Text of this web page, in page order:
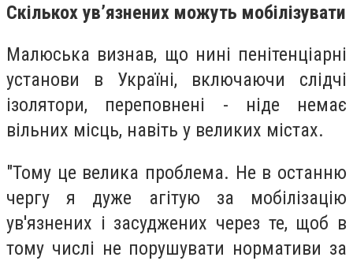
Скількох увʼязнених можуть мобілізувати
Малюська визнав, що нині пенітенціарні
установи в Україні, включаючи слідчі
ізолятори, переповнені - ніде немає
вільних місць, навіть у великих містах.
"Тому це велика проблема. Не в останню
чергу я дуже агітую за мобілізацію
ув'язнених і засуджених через те, щоб в
тому числі не порушувати нормативи за